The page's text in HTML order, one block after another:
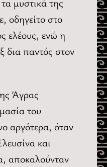
οδηγείτο στο
ελέους, ενώ η
δια παντός στον
Άγρας
του
αργότερα, όταν
και
αποκαλούνταν